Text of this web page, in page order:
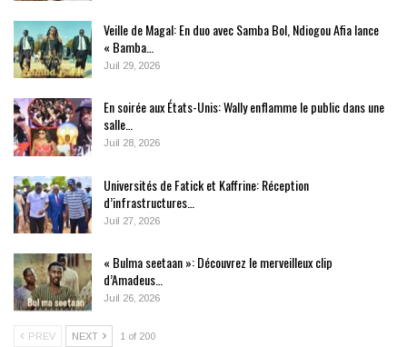
Veille de Magal: En duo avec Samba Bol, Ndiogou Afia lance
« Bamba…
Juil 29, 2026
En soirée aux États-Unis: Wally enflamme le public dans une
salle…
Juil 28, 2026
Universités de Fatick et Kaffrine: Réception
d’infrastructures…
Juil 27, 2026
« Bulma seetaan »: Découvrez le merveilleux clip
d’Amadeus…
Juil 26, 2026
PREV NEXT 1 of 200